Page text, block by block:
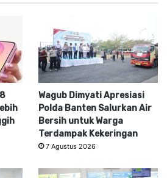
Wagub Dimyati Apresiasi
Polda Banten Salurkan Air
Bersih untuk Warga
Terdampak Kekeringan
7 Agustus 2026